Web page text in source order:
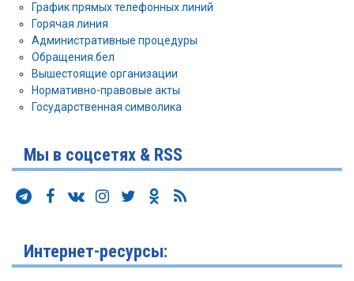
График прямых телефонных линий
Горячая линия
Административные процедуры
Обращения.бел
Вышестоящие организации
Нормативно-правовые акты
Государственная символика
Мы в соцсетях & RSS
Интернет-ресурсы: